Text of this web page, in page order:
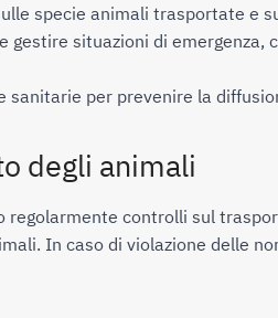
specie animali trasportate e
gestire situazioni di
sanitarie per prevenire la
degli animali
controlli sul
In caso di violazione delle